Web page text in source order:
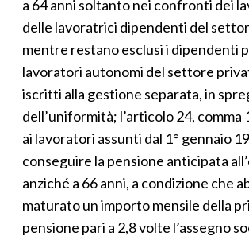
a 64 anni soltanto nei confronti dei
delle lavoratrici dipendenti del
mentre restano esclusi i dipendenti
lavoratori autonomi del settore
iscritti alla gestione separata, in
dell’uniformità; l’articolo 24, comma
ai lavoratori assunti dal 1° gennaio
conseguire la pensione anticipata
anziché a 66 anni, a condizione che
maturato un importo mensile della
pensione pari a 2,8 volte l’assegno